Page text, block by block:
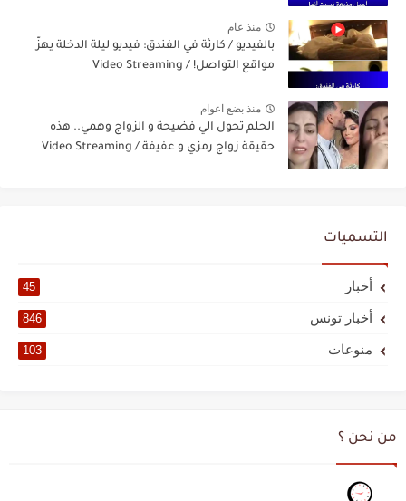
منذ عام
بالفيديو / كارثة في الفندق: فيديو ليلة الدخلة يهزّ
مواقع التواصل! / Video Streaming
منذ بضع اعوام
الحلم تحول الي فضيحة و الزواج وهمي.. هذه
حقيقة زواج رمزي و عفيفة / Video Streaming
التسميات
أخبار 45
أخبار تونس 846
منوعات 103
من نحن ؟